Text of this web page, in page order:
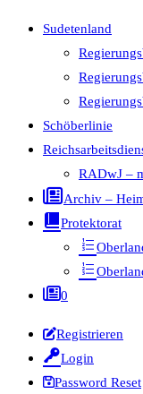
Sudetenland
Schöberlinie
RADwJ –
Archiv –
Protektorat
0
Registrieren
Login
Password Reset